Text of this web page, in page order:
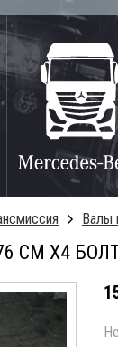
Валы
СМ Х4